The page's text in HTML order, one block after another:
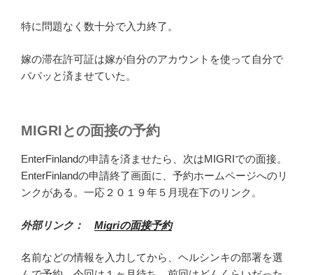
特に問題なく数十分で入力終了。
嫁の滞在許可証は嫁が自分のアカウントを使って自分で
パパッと済ませていた。
MIGRIとの面接の予約
EnterFinlandの申請を済ませたら、次はMIGRIでの面接。
EnterFinlandの申請終了画面に、予約ホームページへのリ
ンクがある。一応２０１９年５月現在下のリンク。
外部リンク： Migriの面接予約
名前などの情報を入力してから、ヘルシンキの部署を選